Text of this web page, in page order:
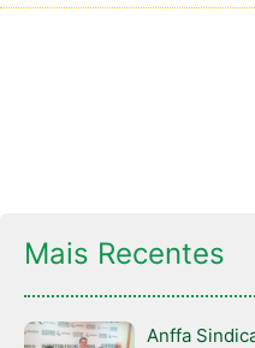
Mais Recentes
Anffa